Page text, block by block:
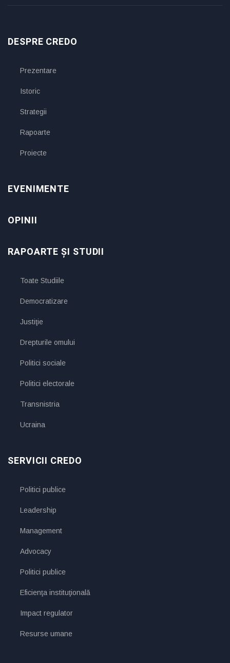
DESPRE CREDO
Prezentare
Istoric
Strategii
Rapoarte
Proiecte
EVENIMENTE
OPINII
RAPOARTE ȘI STUDII
Toate Studiile
Democratizare
Justiţie
Drepturile omului
Politici sociale
Politici electorale
Transnistria
Ucraina
SERVICII CREDO
Politici publice
Leadership
Management
Advocacy
Politici publice
Eficienţa instituţională
Impact regulator
Resurse umane